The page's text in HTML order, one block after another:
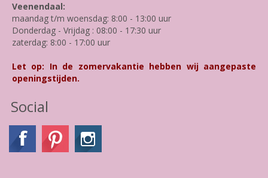
Veenendaal:
maandag t/m woensdag: 8:00 - 13:00 uur
Donderdag - Vrijdag : 08:00 - 17:30 uur
zaterdag: 8:00 - 17:00 uur
Let op: In de zomervakantie hebben wij aangepaste
openingstijden.
Social